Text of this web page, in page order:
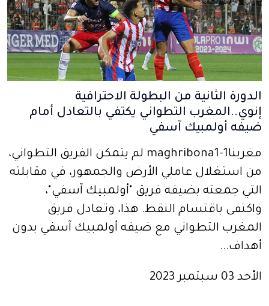
الدورة الثانية من البطولة الاحترافية
إنوي..المغرب التطواني يكتفي بالتعادل أمام
ضيفه أولمبيك آسفي
مغربنا1-maghribona1 لم يتمكن الفريق التطواني،
من استغلال عاملي الأرض والجمهور، في مقابلته
التي جمعته بضيفه فريق "أولمبيك آسفي"،
واكتفى باقتسام النقط. هذا، وتعادل فريق
المغرب التطواني مع ضيفه أولمبيك آسفي بدون
أهداف...
الأحد 03 سبتمبر 2023